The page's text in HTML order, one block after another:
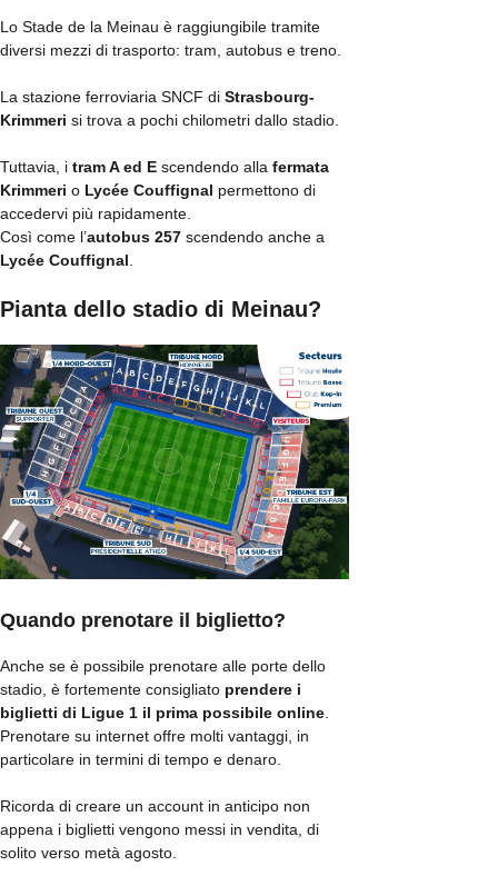
Lo Stade de la Meinau è raggiungibile tramite
diversi mezzi di trasporto: tram, autobus e treno.
La stazione ferroviaria SNCF di Strasbourg-
Krimmeri si trova a pochi chilometri dallo stadio.
Tuttavia, i tram A ed E scendendo alla fermata
Krimmeri o Lycée Couffignal permettono di
accedervi più rapidamente.
Così come l’autobus 257 scendendo anche a
Lycée Couffignal
Pianta dello stadio di Meinau?
Quando prenotare il biglietto?
Anche se è possibile prenotare alle porte dello
stadio, è fortemente consigliato prendere i
biglietti di Ligue 1 il prima possibile online
Prenotare su internet offre molti vantaggi, in
particolare in termini di tempo e denaro.
Ricorda di creare un account in anticipo non
appena i biglietti vengono messi in vendita, di
solito verso metà agosto.